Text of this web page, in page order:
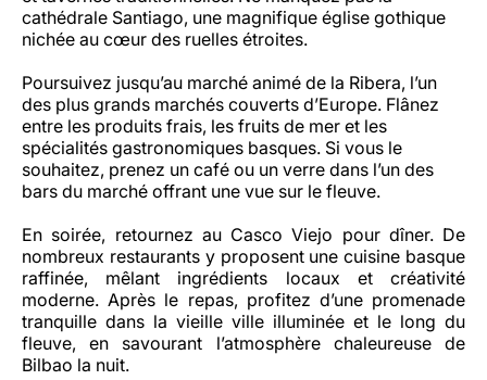
cathédrale Santiago, une magnifique église gothique
nichée au cœur des ruelles étroites.
Poursuivez jusqu’au marché animé de la Ribera, l’un
des plus grands marchés couverts d’Europe. Flânez
entre les produits frais, les fruits de mer et les
spécialités gastronomiques basques. Si vous le
souhaitez, prenez un café ou un verre dans l’un des
bars du marché offrant une vue sur le fleuve.
En soirée, retournez au Casco Viejo pour dîner. De
nombreux restaurants y proposent une cuisine basque
raffinée, mêlant ingrédients locaux et créativité
moderne. Après le repas, profitez d’une promenade
tranquille dans la vieille ville illuminée et le long du
fleuve, en savourant l’atmosphère chaleureuse de
Bilbao la nuit.